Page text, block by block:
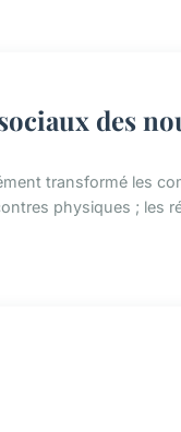
des
transformé les
physiques ; les